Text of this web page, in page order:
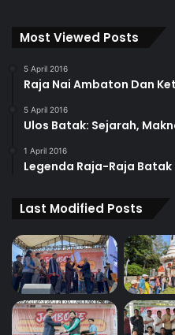
Most Viewed Posts
5 April 2016
Raja Nai Ambaton Dan
5 April 2016
Ulos Batak: Sejarah,
1 April 2016
Legenda Raja-Raja
Last Modified Posts